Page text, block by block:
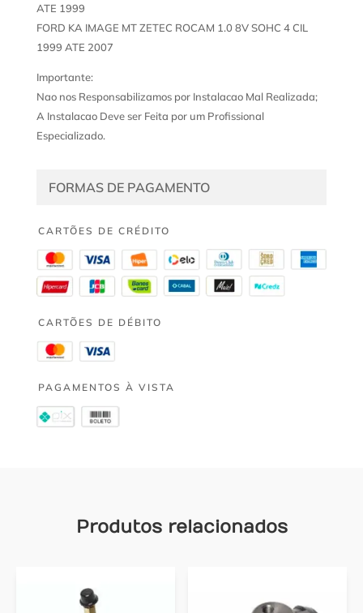
ATE 1999
FORD KA IMAGE MT ZETEC ROCAM 1.0 8V SOHC 4 CIL
1999 ATE 2007
Importante:
Nao nos Responsabilizamos por Instalacao Mal Realizada;
A Instalacao Deve ser Feita por um Profissional
Especializado.
FORMAS DE PAGAMENTO
CARTÕES DE CRÉDITO
CARTÕES DE DÉBITO
PAGAMENTOS À VISTA
Produtos relacionados